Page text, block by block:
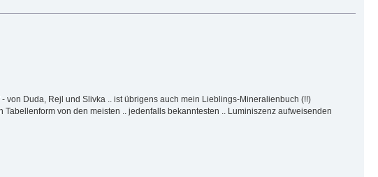
Duda, Rejl und Slivka .. ist übrigens auch mein Lieblings-Mineralienbuch (!!)
von den meisten .. jedenfalls bekanntesten .. Luminiszenz aufweisenden